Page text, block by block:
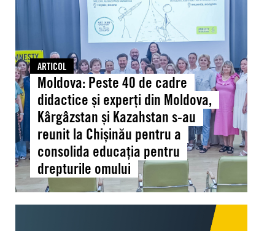
didactice
și
experți
din
Moldova,
Kârgâzstan
și
Kazahstan
s-
au
ARTICOL
Moldova: Peste 40 de cadre
didactice și experți din Moldova,
Kârgâzstan și Kazahstan s-au
reunit la Chișinău pentru a
consolida educația pentru
drepturile omului